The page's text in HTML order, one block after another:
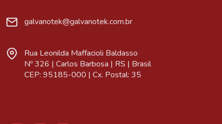
galvanotek@galvanotek.com.br
Rua Leonilda Maffacioli Baldasso
Nº 326 | Carlos Barbosa | RS | Brasil
CEP: 95185-000 | Cx. Postal: 35